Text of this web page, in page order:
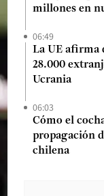
millones en
06:49
La UE afirma
28.000
Ucrania
06:03
Cómo el
propagación
chilena